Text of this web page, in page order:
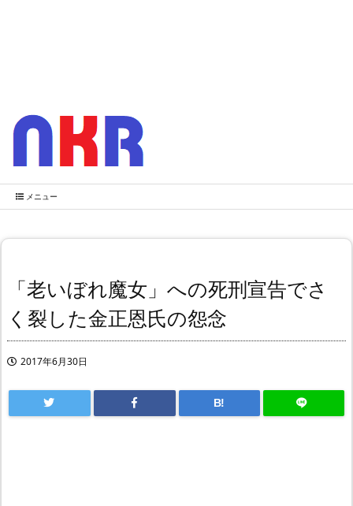
メニュー
「老いぼれ魔女」への死刑宣告でさ
く裂した金正恩氏の怨念
2017年6月30日
B!